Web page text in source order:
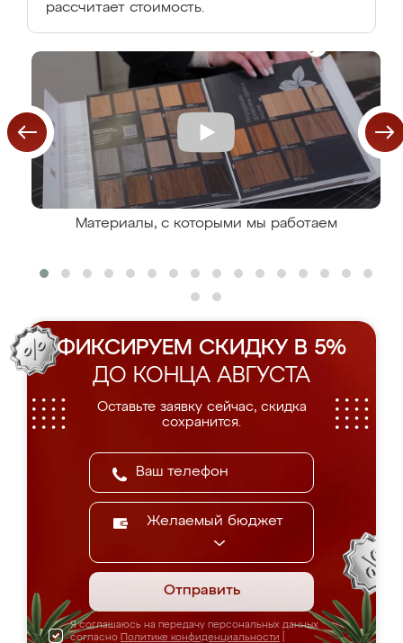
рассчитает стоимость.
Материалы, с которыми мы работаем
ФИКСИРУЕМ СКИДКУ В 5%
ДО КОНЦА АВГУСТА
Оставьте заявку сейчас, скидка
сохранится.
Желаемый бюджет
Отправить
Я соглашаюсь на передачу персональных данных
согласно Политике конфиденциальности